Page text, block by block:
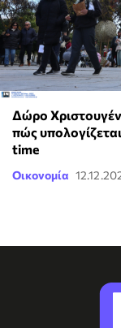
Δώρο
πώς
time
Οικονομία